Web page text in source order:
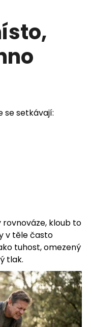
se setkávají:
kloub to
v těle často
tuhost, omezený
tlak.